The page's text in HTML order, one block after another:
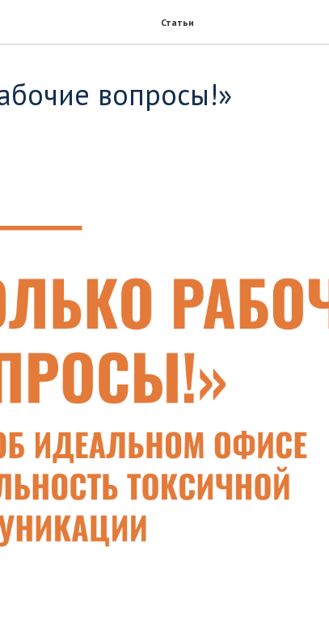
Статьи
вопросы!»